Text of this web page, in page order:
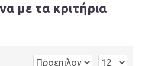
με τα κριτήρια